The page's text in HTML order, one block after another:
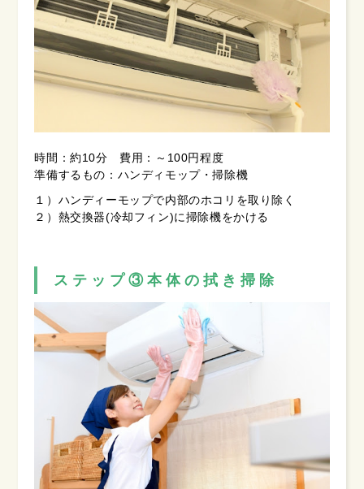
時間：約10分 費用：～100円程度
準備するもの：ハンディモップ・掃除機
１）ハンディーモップで内部のホコリを取り除く
２）熱交換器(冷却フィン)に掃除機をかける
ステップ③本体の拭き掃除